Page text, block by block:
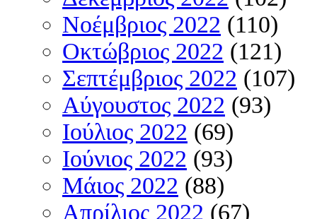
Νοέμβριος 2022 (110)
Οκτώβριος 2022 (121)
Σεπτέμβριος 2022 (107)
Αύγουστος 2022 (93)
Ιούλιος 2022 (69)
Ιούνιος 2022 (93)
Μάιος 2022 (88)
Απρίλιος 2022 (67)